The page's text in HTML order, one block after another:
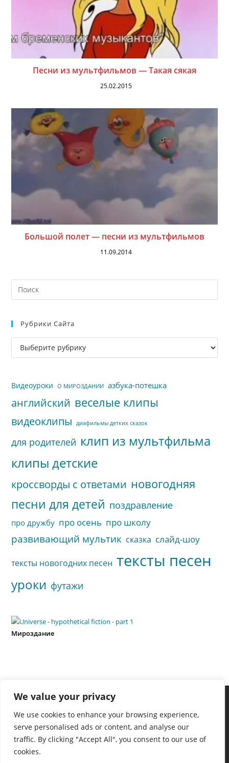
We value your privacy
We use cookies to enhance your browsing experience,
serve personalised ads or content, and analyse our
traffic. By clicking "Accept All", you consent to our use of
cookies.
Песни из мультфильмов — Такая сякая
25.02.2015
Большой полет — песни из мультфильмов
11.09.2014
Рубрики Сайта
Рубрики
сайта
Видеоуроки О МИРОЗДАНИИ азбука-потешка
английский веселые клипы
видеоклипы диафильмы детких сказок
для родителей клип из мультфильма
клипы детские
кроссворды с ответами новогодняя
песни для детей поздравление
про дружбу про осень про школу
развивающий мультик сказка слайд-шоу
тексты новогодних песен тексты песен
уроки футажи
Мироздание